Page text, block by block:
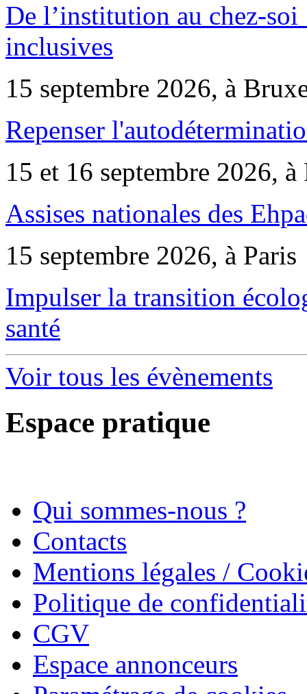
De l’institution au chez-
inclusives
15 septembre 2026, à
Repenser
15 et 16 septembre 2026, à
Assises nationales des
15 septembre 2026, à Paris
Impulser la transition
santé
Voir tous les évènements
Espace pratique
Qui sommes-nous ?
Contacts
Mentions légales /
Politique de
CGV
Espace annonceurs